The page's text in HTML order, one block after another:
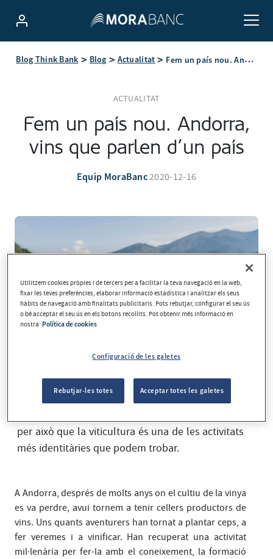
Blog Think Bank Blog Actualitat Fem un país nou. Andorra, vins que parlen d’un país
ACTUALITAT
Fem un país nou. Andorra,
vins que parlen d’un país
Equip MoraBanc2020-12-16
Diuen que quan tastes un vi et beus un territori,
per això que la viticultura és una de les activitats
més identitàries que podem trobar.
A Andorra, després de molts anys on el cultiu de la vinya
es va perdre, avui tornem a tenir cellers productors de
vins. Uns quants aventurers han tornat a plantar ceps, a
fer veremes i a vinificar. Han recuperat una activitat
mil·lenària per fer-la amb el coneixement, la formació
Utilitzem cookies pròpies i de tercers per a facilitar la teva navegació en la web,
fixar les teves preferències, elaborar informació estadística i analitzar els seus
hàbits de navegació amb finalitats publicitaris. Pots rebutjar, configurar el seu ús
o bé acceptar el seu ús en els botons recollits. Pot obtenir més informació en
nostra Política de cookies
Configuració de les galetes
Rebutjar-les totes Acceptar totes les galetes